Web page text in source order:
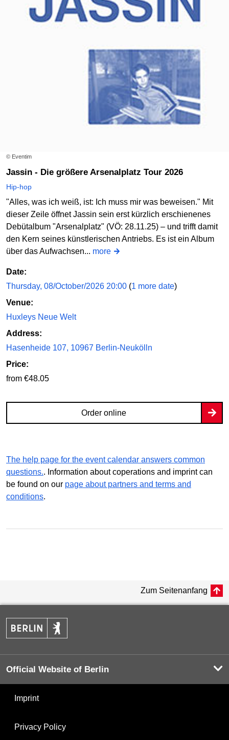
© Eventim
Jassin - Die größere Arsenalplatz Tour 2026
Hip-hop
"Alles, was ich weiß, ist: Ich muss mir was beweisen." Mit
dieser Zeile öffnet Jassin sein erst kürzlich erschienenes
Debütalbum "Arsenalplatz" (VÖ: 28.11.25) – und trifft damit
den Kern seines künstlerischen Antriebs. Es ist ein Album
über das Aufwachsen... more
Date:
Thursday, 08/October/2026 20:00 (1 more date)
Venue:
Huxleys Neue Welt
Address:
Hasenheide 107, 10967 Berlin-Neukölln
Price:
from €48.05
Order online
The help page for the event calendar answers common
questions.. Information about coperations and imprint can
be found on our page about partners and terms and
conditions.
Zum Seitenanfang
Official Website of Berlin
Imprint
Privacy Policy